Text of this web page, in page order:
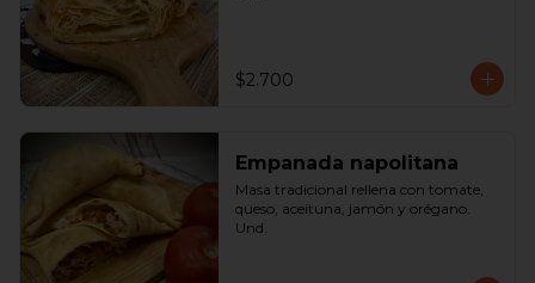
$2.700
Empanada napolitana
Masa tradicional rellena con tomate,
queso, aceituna, jamón y orégano.
Und.